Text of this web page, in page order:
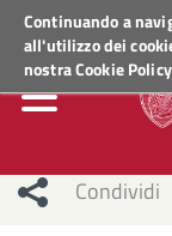
Continuando a
all'utilizzo dei
nostraCookie Policy
Regione Veneto
Condividi